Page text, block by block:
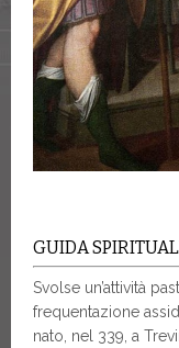
GUIDA
Svolse un’attività
frequentazione
nato, nel 339, a